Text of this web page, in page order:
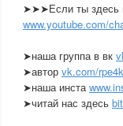
➤➤➤Если ты здесь
www.youtube.com/
➤наша группа в вк
➤автор vk.com/
➤наша инста
➤читай нас здесь